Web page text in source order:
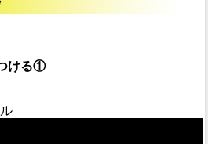
ける①